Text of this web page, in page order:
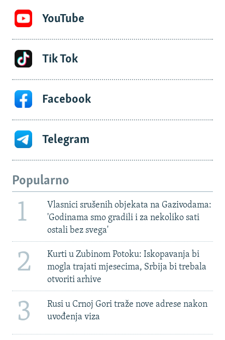
YouTube
Tik Tok
Facebook
Telegram
Popularno
1
Vlasnici srušenih objekata na Gazivodama:
'Godinama smo gradili i za nekoliko sati
ostali bez svega'
2
Kurti u Zubinom Potoku: Iskopavanja bi
mogla trajati mjesecima, Srbija bi trebala
otvoriti arhive
3
Rusi u Crnoj Gori traže nove adrese nakon
uvođenja viza